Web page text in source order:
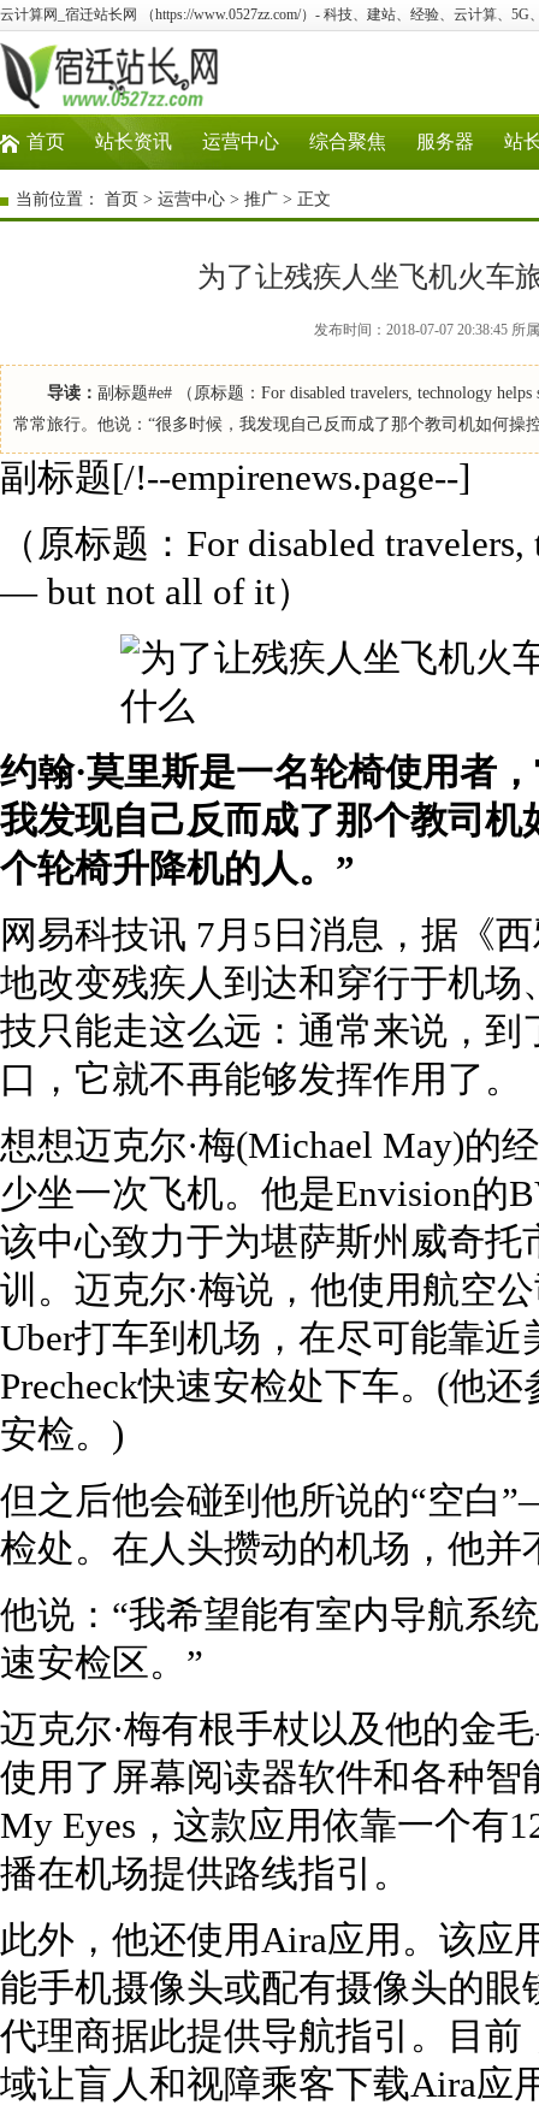
云计算网_宿迁站长网 （https://www.0527zz.com/）- 科技、建站、经验、云计算、5G
首页 站长资讯 运营中心 综合聚焦 服务器 站
当前位置： 首页 > 运营中心 > 推广 > 正文
为了让残疾人坐飞机火车
发布时间：2018-07-07 20:38:45
导读： 副标题#e# （原标题：For disabled travelers, technology
常常旅行。他说：“很多时候，我发现自己反而成了那个教司机如何操
副标题[/!--empirenews.page--]
（原标题：For disabled
— but not all of it）
约翰·莫里斯是一名轮椅使用者
我发现自己反而成了那个教司
个轮椅升降机的人。”
网易科技讯 7月5日消息，据《
地改变残疾人到达和穿行于机
技只能走这么远：通常来说，
口，它就不再能够发挥作用了。
想想迈克尔·梅(Michael May)的
少坐一次飞机。他是Envision的
该中心致力于为堪萨斯州威奇
训。迈克尔·梅说，他使用航空
Uber打车到机场，在尽可能靠
Precheck快速安检处下车。(他
安检。)
但之后他会碰到他所说的“空白
检处。在人头攒动的机场，他
他说：“我希望能有室内导航系
速安检区。”
迈克尔·梅有根手杖以及他的金
使用了屏幕阅读器软件和各种
My Eyes，这款应用依靠一个有
播在机场提供路线指引。
此外，他还使用Aira应用。该应
能手机摄像头或配有摄像头的
代理商据此提供导航指引。目
域让盲人和视障乘客下载Aira应